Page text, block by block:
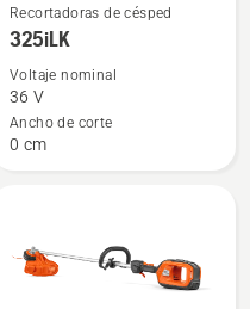
Ver
más
sobre
325iLK
Recortadoras de césped
325iLK
Voltaje nominal
36 V
Ancho de corte
0 cm